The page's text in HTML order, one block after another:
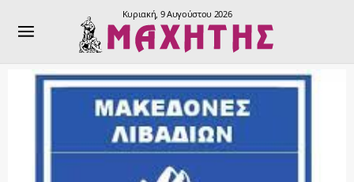
Κυριακή, 9 Αυγούστου 2026